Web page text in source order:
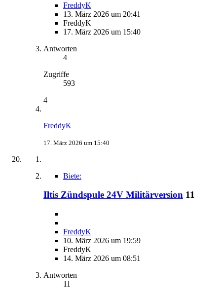
FreddyK
13. März 2026 um 20:41
FreddyK
17. März 2026 um 15:40
Antworten
4
Zugriffe
593
4
FreddyK
17. März 2026 um 15:40
Biete:
Iltis Zündspule 24V Militärversion 11
FreddyK
10. März 2026 um 19:59
FreddyK
14. März 2026 um 08:51
Antworten
11